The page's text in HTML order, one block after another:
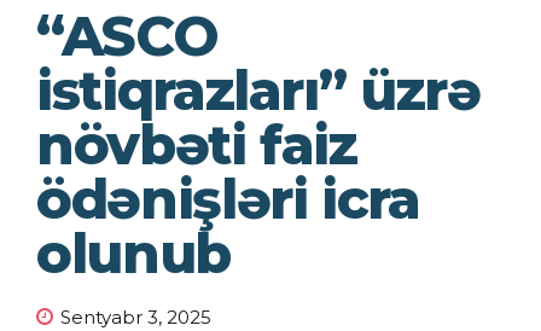
“ASCO
istiqrazları” üzrə
növbəti faiz
ödənişləri icra
olunub
Sentyabr 3, 2025